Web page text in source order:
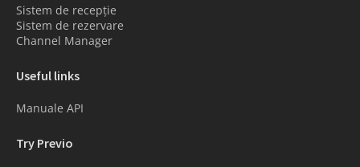
Sistem de recepție
Sistem de rezervare
Channel Manager
Useful links
Manuale API
Try Previo